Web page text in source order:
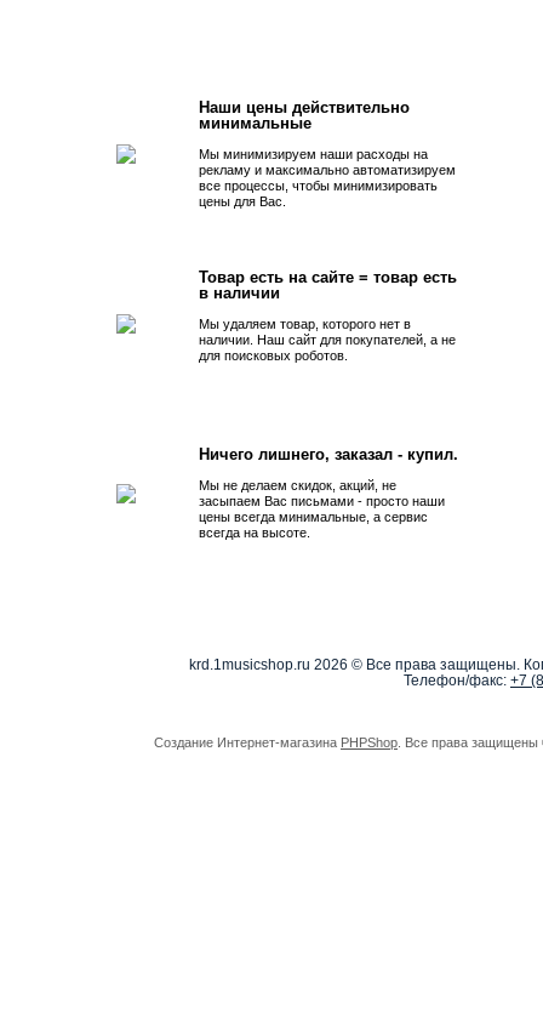
Наши цены действительно
минимальные
Мы минимизируем наши расходы на
рекламу и максимально автоматизируем
все процессы, чтобы минимизировать
цены для Вас.
Товар есть на сайте = товар есть
в наличии
Мы удаляем товар, которого нет в
наличии. Наш сайт для покупателей, а не
для поисковых роботов.
Ничего лишнего, заказал - купил.
Мы не делаем скидок, акций, не
засыпаем Вас письмами - просто наши
цены всегда минимальные, а сервис
всегда на высоте.
krd.1musicshop.ru 2026 © Все права защищены.
Телефон/факс: +7
Создание Интернет-магазина PHPShop . Все права защищены